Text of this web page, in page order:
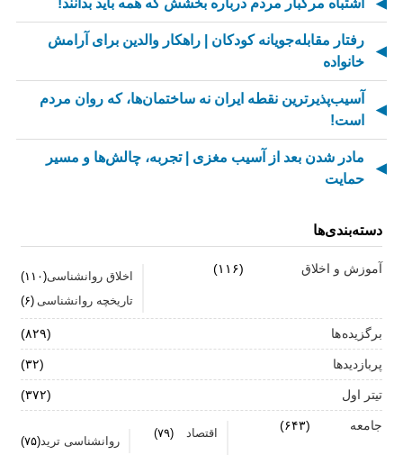
رفتار مقابله‌جویانه کودکان | راهکار والدین برای آرامش
خانواده
آسیب‌پذیرترین نقطه ایران نه ساختمان‌ها، که روان مردم
است!
مادر شدن بعد از آسیب مغزی | تجربه، چالش‌ها و مسیر
حمایت
رهبران خاکستری | وقتی خم کردن قوانین، قدرت می‌آورد
فناوری‌های نوین جایگزین تجربه انسانی در روان‌شناسی
نیستند
روان‌شناسی زرد | جاذبه‌ها، چالش‌ها و آسیب‌ها
دسته‌بندی‌ها
آموزش و اخلاق (۱۱۶)
اخلاق روانشناسی(۱۱۰)
تاریخچه روانشناسی (۶)
برگزیده ها (۸۲۹)
پربازدیدها (۳۲)
تیتر اول (۳۷۲)
جامعه (۶۴۳)
اقتصاد (۷۹)
روانشناسی ترید(۷۵)